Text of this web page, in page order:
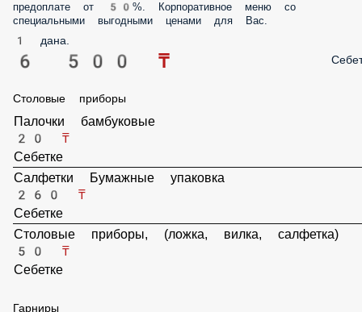
предоплате от 50%. Корпоративное меню со
специальными выгодными ценами для Вас.
1 дана.
6 500 ₸
Столовые приборы
Палочки бамбуковые
20 ₸
Себетке
Салфетки Бумажные упаковка
260 ₸
Себетке
Столовые приборы, (ложка, вилка, салфетка)